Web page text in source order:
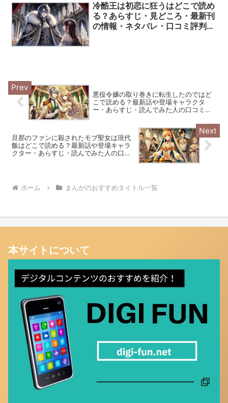
冷酷王は初恋に狂うはどこで読め
る？あらすじ・見どころ・最新刊
の情報・ネタバレ・口コミ評判は
悪役令嬢の取り巻きに転生したのではど
こで読める？最新話や登場キャラクタ
ー・あらすじ・読んでみた人の口コミ評
旦那のファンに殺されたモブ聖女は現代
飯はどこで読める？最新話や登場キャラ
クター・あらすじ・読んでみた人の口コ
ホーム まんがのおすすめタイトル一覧
本サイトについて